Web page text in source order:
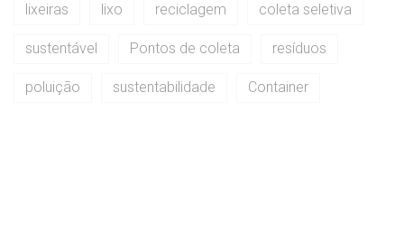
lixeiras lixo reciclagem coleta seletiva
sustentável Pontos de coleta resíduos
poluição sustentabilidade Container